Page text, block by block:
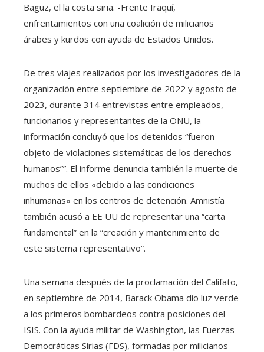
Baguz, el la costa siria. -Frente Iraquí,
enfrentamientos con una coalición de milicianos
árabes y kurdos con ayuda de Estados Unidos.
De tres viajes realizados por los investigadores de la
organización entre septiembre de 2022 y agosto de
2023, durante 314 entrevistas entre empleados,
funcionarios y representantes de la ONU, la
información concluyó que los detenidos “fueron
objeto de violaciones sistemáticas de los derechos
humanos””. El informe denuncia también la muerte de
muchos de ellos «debido a las condiciones
inhumanas» en los centros de detención. Amnistía
también acusó a EE UU de representar una “carta
fundamental” en la “creación y mantenimiento de
este sistema representativo”.
Una semana después de la proclamación del Califato,
en septiembre de 2014, Barack Obama dio luz verde
a los primeros bombardeos contra posiciones del
ISIS. Con la ayuda militar de Washington, las Fuerzas
Democráticas Sirias (FDS), formadas por milicianos